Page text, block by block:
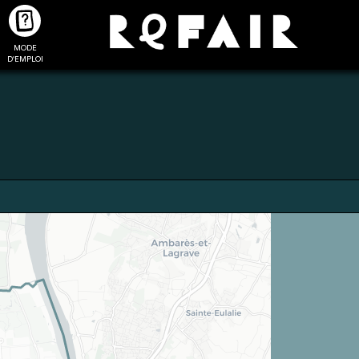
MODE
D'EMPLOI
dossiers
chaque
Ajouter les matériaux
intéressants à "ma liste
Transmettre sa liste de
manifestation d'intérêt pour
les matériaux sélectionnés